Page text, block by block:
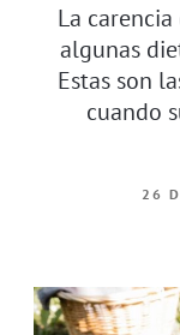
La
algunas
Estas son
cuando
26